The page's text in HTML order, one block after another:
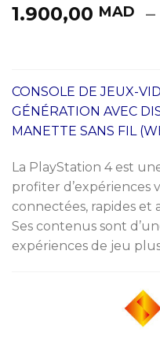
1.900,00 MAD –
CONSOLE DE JEUX-
GÉNÉRATION AVEC
MANETTE SANS FIL
La PlayStation 4 est
profiter d’expériences
connectées, rapides et
Ses contenus sont
expériences de jeu